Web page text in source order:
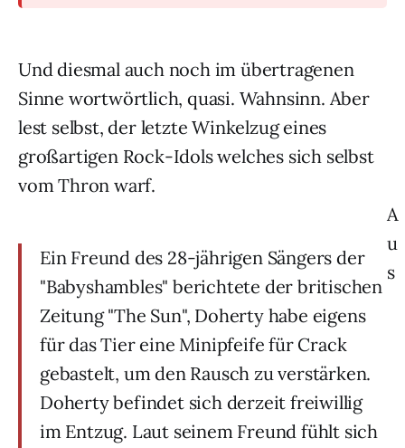
Und diesmal auch noch im übertragenen
Sinne wortwörtlich, quasi. Wahnsinn. Aber
lest selbst, der letzte Winkelzug eines
großartigen Rock-Idols welches sich selbst
vom Thron warf.
Ein Freund des 28-jährigen Sängers der
"Babyshambles" berichtete der britischen
Zeitung "The Sun", Doherty habe eigens
für das Tier eine Minipfeife für Crack
gebastelt, um den Rausch zu verstärken.
Doherty befindet sich derzeit freiwillig
im Entzug. Laut seinem Freund fühlt sich
A
u
s